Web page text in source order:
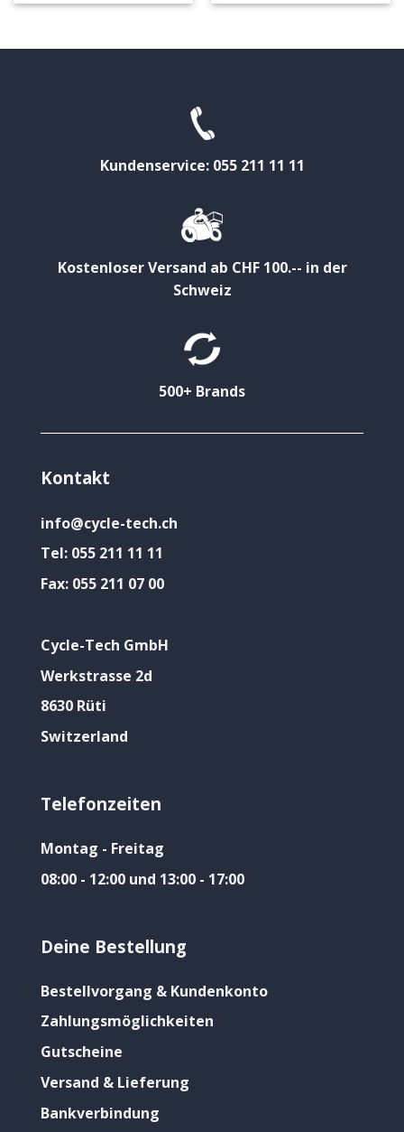
Kundenservice: 055 211 11 11
Kostenloser Versand ab CHF 100.-- in der
Schweiz
500+ Brands
Kontakt
info@cycle-tech.ch
Tel: 055 211 11 11
Fax: 055 211 07 00
Cycle-Tech GmbH
Werkstrasse 2d
8630 Rüti
Switzerland
Telefonzeiten
Montag - Freitag
08:00 - 12:00 und 13:00 - 17:00
Deine Bestellung
Bestellvorgang & Kundenkonto
Zahlungsmöglichkeiten
Gutscheine
Versand & Lieferung
Bankverbindung